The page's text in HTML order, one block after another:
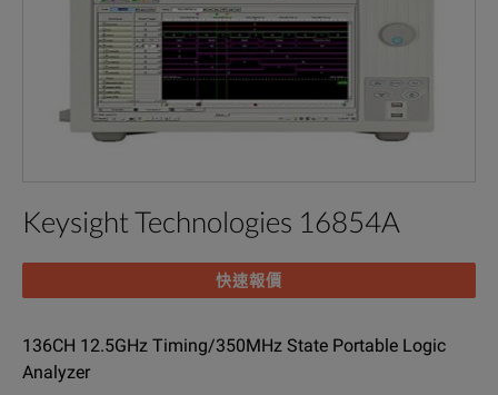
Keysight Technologies 16854A
快速報價
136CH 12.5GHz Timing/350MHz State Portable Logic
Analyzer